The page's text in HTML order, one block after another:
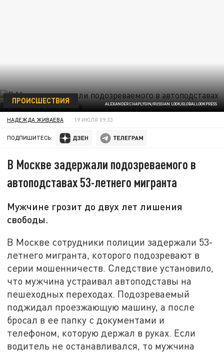
ALEXANDER CHAPLYGIN/RUSSIAN LOOK/GLOBALLOOKPRESS
ПРОИСШЕСТВИЯ
НАДЕЖДА ЖИВАЕВА 19 ИЮЛЯ 09:33
ПОДПИШИТЕСЬ:
В Москве задержали подозреваемого в
автоподставах 53-летнего мигранта
Мужчине грозит до двух лет лишения
свободы.
В Москве сотрудники полиции задержали 53-
летнего мигранта, которого подозревают в
серии мошенничеств. Следствие установило,
что мужчина устраивал автоподставы на
пешеходных переходах. Подозреваемый
поджидал проезжающую машину, а после
бросал в ее папку с документами и
телефоном, которую держал в руках. Если
водитель не останавливался, то мужчина